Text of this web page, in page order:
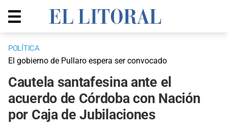
POLÍTICA
El gobierno de Pullaro espera ser convocado
Cautela santafesina ante el
acuerdo de Córdoba con Nación
por Caja de Jubilaciones